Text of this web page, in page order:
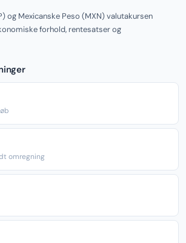
og Mexicanske Peso (MXN) valutakursen
forhold, rentesatser og
omregning